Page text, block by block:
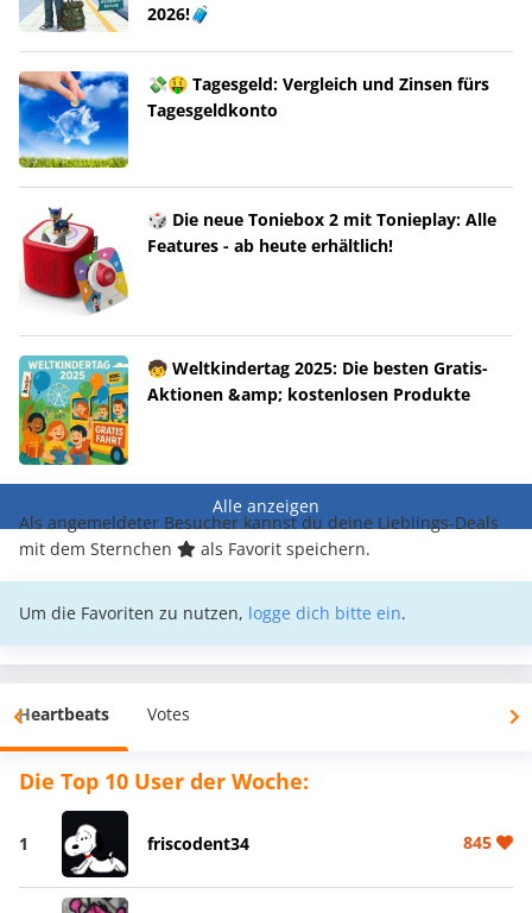
2026!🧳
💸🤑 Tagesgeld: Vergleich und Zinsen fürs
Tagesgeldkonto
🎲 Die neue Toniebox 2 mit Tonieplay: Alle
Features - ab heute erhältlich!
🧒 Weltkindertag 2025: Die besten Gratis-
Aktionen &amp; kostenlosen Produkte
Alle anzeigen
Als angemeldeter Besucher kannst du deine Lieblings-Deals
mit dem Sternchen
als Favorit speichern.
Um die Favoriten zu nutzen, logge dich bitte ein.
Heartbeats Votes
Die Top 10 User der Woche:
1 friscodent34 845